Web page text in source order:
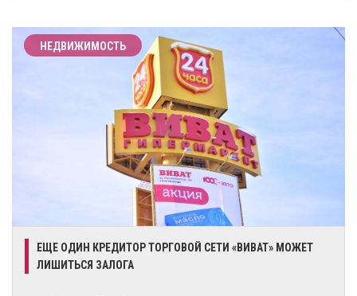
НЕДВИЖИМОСТЬ
ЕЩЕ ОДИН КРЕДИТОР ТОРГОВОЙ СЕТИ «ВИВАТ» МОЖЕТ
ЛИШИТЬСЯ ЗАЛОГА